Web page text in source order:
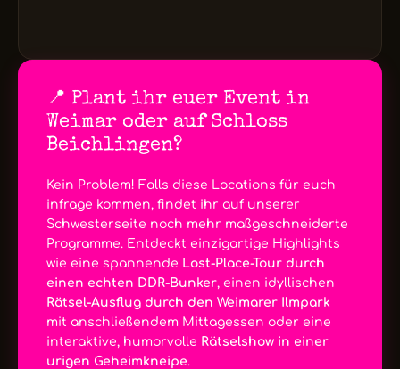
📍 Plant ihr euer Event in
Weimar oder auf Schloss
Beichlingen?
Kein Problem! Falls diese Locations für euch
infrage kommen, findet ihr auf unserer
Schwesterseite noch mehr maßgeschneiderte
Programme. Entdeckt einzigartige Highlights
wie eine spannende Lost-Place-Tour durch
einen echten DDR-Bunker, einen idyllischen
Rätsel-Ausflug durch den Weimarer Ilmpark
mit anschließendem Mittagessen oder eine
interaktive, humorvolle Rätselshow in einer
urigen Geheimkneipe.